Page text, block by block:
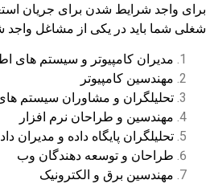
برای واجد شرایط شدن برای جریان
شغلی شما باید در یکی از مشاغل واجد
مدیران کامپیوتر و سیستم های
مهندسین کامپیوتر
تحلیلگران و مشاوران سیستم
مهندسین و طراحان نرم افزار
تحلیلگران پایگاه داده و مدیران
طراحان و توسعه دهندگان وب
مهندسین برق و الکترونیک